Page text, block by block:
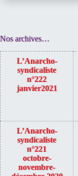
Nos archives…
L’Anarcho-
syndicaliste
n°222
janvier2021
L’Anarcho-
syndicaliste
n°221
octobre-
novembre-